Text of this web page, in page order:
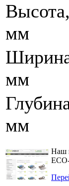
Высота,
мм
мм
мм
Наш